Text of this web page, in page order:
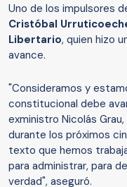
Uno de los impulsores
Cristóbal
Libertario, quien hizo
avance.
"Consideramos y
constitucional debe
exministro Nicolás
durante los próximos
texto que hemos
para administrar, para
verdad", aseguró.